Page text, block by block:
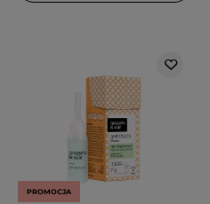
PROMOCJA